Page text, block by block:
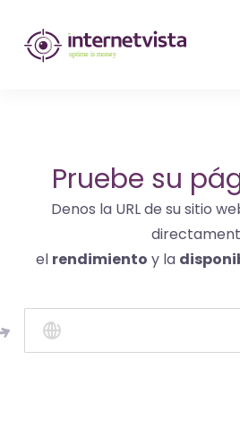
Monitorización
de
del
sitio
web
los
servicios
de
Pruebe su
Denos la URL de su sitio
el rendimiento y la